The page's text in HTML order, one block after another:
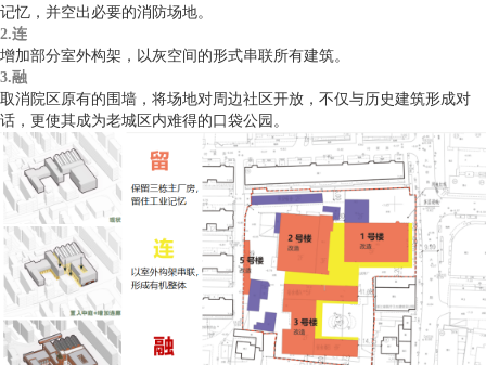
记忆，并空出必要的消防场地。
2.连
增加部分室外构架，以灰空间的形式串联所有建筑。
3.融
取消院区原有的围墙，将场地对周边社区开放，不仅与历史建筑形成对
话，更使其成为老城区内难得的口袋公园。